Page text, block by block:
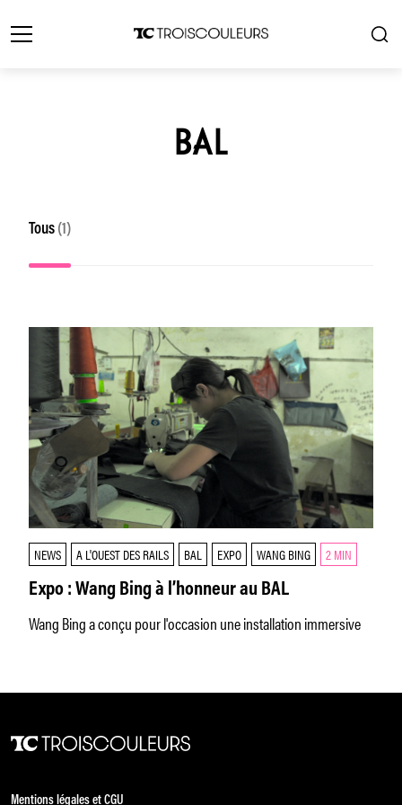
BAL
Tous (1)
NEWS A L'OUEST DES RAILS BAL EXPO WANG BING 2 MIN
Expo : Wang Bing à l’honneur au BAL
Wang Bing a conçu pour l'occasion une installation immersive
Mentions légales et CGU